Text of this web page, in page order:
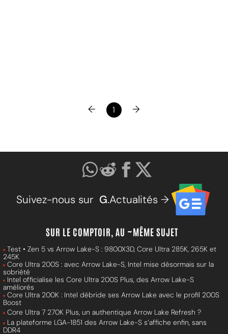
← 1 →
Suivez-nous sur G.Actualités →
SUR LE COMPTOIR, AU ~MÊME SUJET
Test • Zen 5 vs Arrow Lake-S : 9800X3D, Core Ultra 285K, 265K et
245K
Core Ultra 200S : avec Arrow Lake-S, Intel mise désormais sur la
sobriété
Intel officialise les Core Ultra 200S Plus, des Arrow Lake-S
améliorés
Core Ultra 200K : Intel débride ses Arrow Lake avec le profil 200S
Boost
Core Ultra 7 270K Plus, un authentique Arrow Lake Refresh ?
La plateforme LGA-1851 des Arrow Lake-S s’affiche enfin, sans
DDR4